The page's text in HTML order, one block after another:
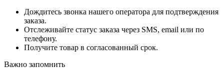
Дождитесь звонка нашего оператора для подтверждения
заказа.
Отслеживайте статус заказа через SMS, email или по
телефону.
Получите товар в согласованный срок.
Важно запомнить